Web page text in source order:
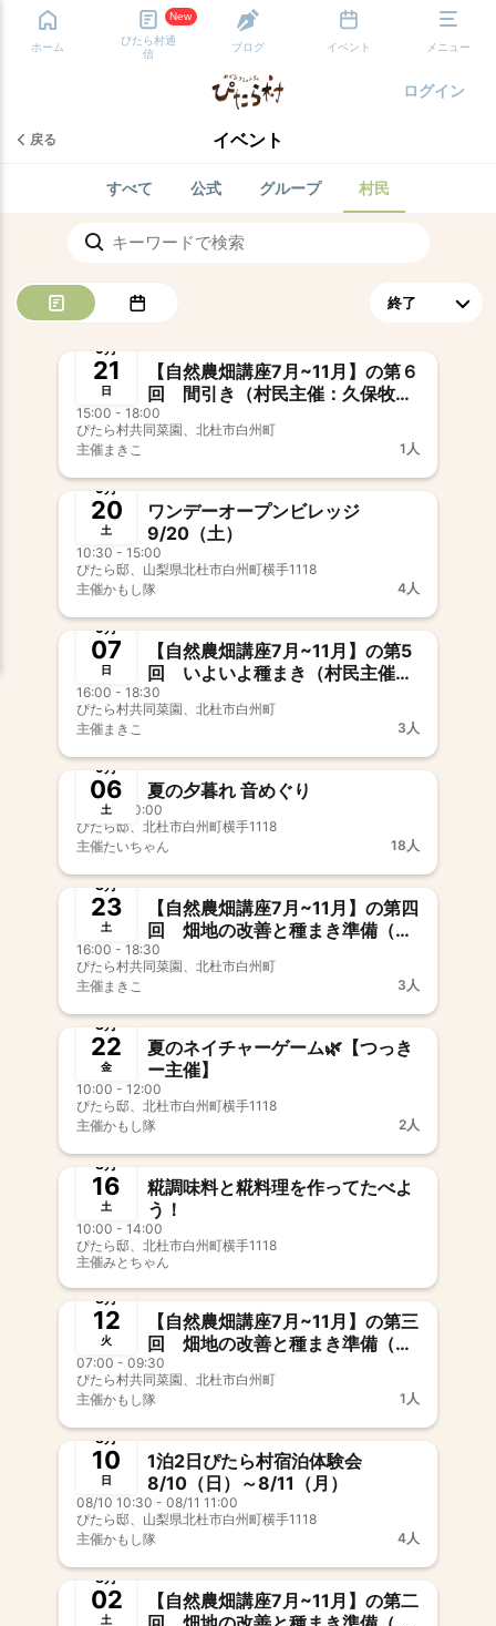
ホーム
New
ぴたら村通
信
ブログ イベント メニュー
ログイン
戻る イベント
すべて 公式 グループ 村民
9月
21
日
【自然農畑講座7月~11月】の第６
回 間引き（村民主催：久保牧
子）
15:00 - 18:00
ぴたら村共同菜園、北杜市白州町
主催まきこ 1人
終了
9月
20
土
ワンデーオープンビレッジ
9/20（土）
10:30 - 15:00
ぴたら邸、山梨県北杜市白州町横手1118
主催かもし隊 4人
終了
9月
07
日
【自然農畑講座7月~11月】の第5
回 いよいよ種まき（村民主催：
久保牧子）
16:00 - 18:30
ぴたら村共同菜園、北杜市白州町
主催まきこ 3人
終了
9月
06
土
夏の夕暮れ 音めぐり
15:00 - 20:00
ぴたら邸、北杜市白州町横手1118
主催たいちゃん 18人
終了
8月
23
土
【自然農畑講座7月~11月】の第四
回 畑地の改善と種まき準備（村
民主催：久保牧子）
16:00 - 18:30
ぴたら村共同菜園、北杜市白州町
主催まきこ 3人
終了
8月
22
金
夏のネイチャーゲーム🌿【つっき
ー主催】
10:00 - 12:00
ぴたら邸、北杜市白州町横手1118
主催かもし隊 2人
終了
8月
16
土
糀調味料と糀料理を作ってたべよ
う！
10:00 - 14:00
ぴたら邸、北杜市白州町横手1118
主催みとちゃん
終了
8月
12
火
【自然農畑講座7月~11月】の第三
回 畑地の改善と種まき準備（村
民主催：久保牧子）
07:00 - 09:30
ぴたら村共同菜園、北杜市白州町
主催かもし隊 1人
終了
8月
10
日
1泊2日ぴたら村宿泊体験会
8/10（日）～8/11（月）
08/10 10:30 - 08/11 11:00
ぴたら邸、山梨県北杜市白州町横手1118
主催かもし隊 4人
終了
8月
02
土
【自然農畑講座7月~11月】の第二